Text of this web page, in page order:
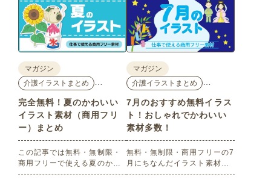
マガジン
介護イラストまとめ
完全無料！夏のかわいい
イラスト素材（商用フリ
ー）まとめ
この記事では無料・無制限・
商用フリーで使える夏のかわ
いいイラスト素材を多数ご紹
マガジン
介護イラストまとめ
7月のおすすめ無料イラス
ト！おしゃれでかわいい
素材多数！
無料・無制限・商用フリーの7
月にちなんだイラスト素材を
多数ご紹介します。どれも印